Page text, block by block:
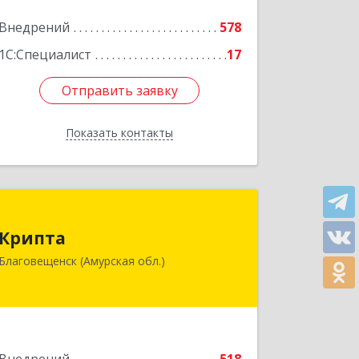
Внедрений
578
1С:Специалист
17
Отправить заявку
Показать контакты
Отправить заявку
Назад
Крипта
Благовещенск (Амурская обл.)
675000, Амурская обл, Благовещенск
г, Амурская ул, дом № 236, оф.7-8
Подробнее